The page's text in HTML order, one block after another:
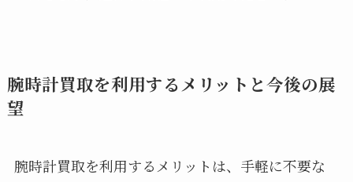
腕時計買取を利用するメリットと今後の展
望
腕時計買取を利用するメリットは、手軽に不要な